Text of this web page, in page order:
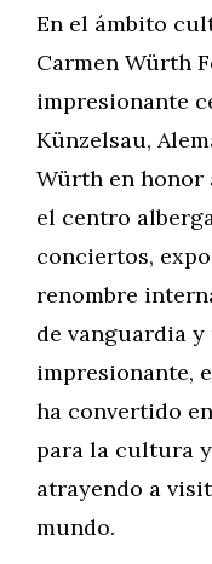
En el ámbito
Carmen Würth
impresionante
Künzelsau,
Würth en honor
el centro
conciertos,
renombre
de vanguardia
impresionante,
ha convertido
para la cultura
atrayendo a
mundo.